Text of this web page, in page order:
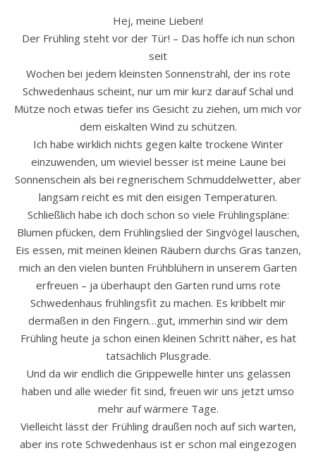
Hej, meine Lieben!
Der Frühling steht vor der Tür! – Das hoffe ich nun schon
seit
Wochen bei jedem kleinsten Sonnenstrahl, der ins rote
Schwedenhaus scheint, nur um mir kurz darauf Schal und
Mütze noch etwas tiefer ins Gesicht zu ziehen, um mich vor
dem eiskalten Wind zu schützen.
Ich habe wirklich nichts gegen kalte trockene Winter
einzuwenden, um wieviel besser ist meine Laune bei
Sonnenschein als bei regnerischem Schmuddelwetter, aber
langsam reicht es mit den eisigen Temperaturen.
Schließlich habe ich doch schon so viele Frühlingspläne:
Blumen pfücken, dem Frühlingslied der Singvögel lauschen,
Eis essen, mit meinen kleinen Räubern durchs Gras tanzen,
mich an den vielen bunten Frühblühern in unserem Garten
erfreuen – ja überhaupt den Garten rund ums rote
Schwedenhaus frühlingsfit zu machen. Es kribbelt mir
dermaßen in den Fingern…gut, immerhin sind wir dem
Frühling heute ja schon einen kleinen Schritt näher, es hat
tatsächlich Plusgrade.
Und da wir endlich die Grippewelle hinter uns gelassen
haben und alle wieder fit sind, freuen wir uns jetzt umso
mehr auf wärmere Tage.
Vielleicht lässt der Frühling draußen noch auf sich warten,
aber ins rote Schwedenhaus ist er schon mal eingezogen